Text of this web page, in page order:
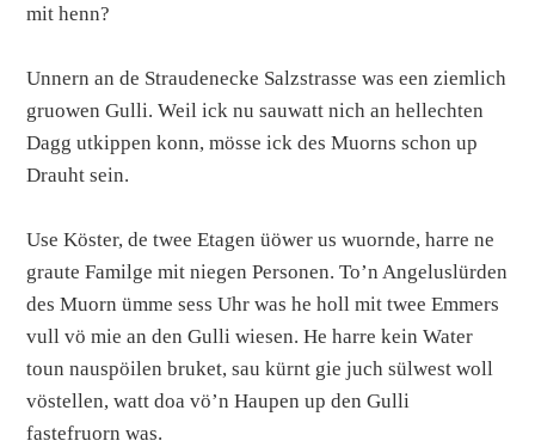
mit henn?
Unnern an de Straudenecke Salzstrasse was een ziemlich
gruowen Gulli. Weil ick nu sauwatt nich an hellechten
Dagg utkippen konn, mösse ick des Muorns schon up
Drauht sein.
Use Köster, de twee Etagen üöwer us wuornde, harre ne
graute Familge mit niegen Personen. To’n Angeluslürden
des Muorn ümme sess Uhr was he holl mit twee Emmers
vull vö mie an den Gulli wiesen. He harre kein Water
toun nauspöilen bruket, sau kürnt gie juch sülwest woll
vöstellen, watt doa vö’n Haupen up den Gulli
fastefruorn was.